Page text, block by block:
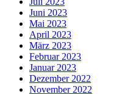
Juni 2023
Mai 2023
April 2023
März 2023
Februar 2023
Januar 2023
Dezember 2022
November 2022